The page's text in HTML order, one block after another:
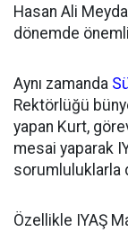
Hasan Ali
dönemde
Aynı zamanda
Rektörlüğü
yapan Kurt,
mesai yaparak
sorumluluklarla
Özellikle IYAŞ